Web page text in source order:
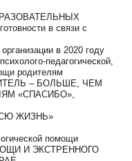
в связи с
в 2020 году
педагогической,
родителям
– БОЛЬШЕ, ЧЕМ
«СПАСИБО»,
ЖИЗНЬ»
помощи
И ЭКСТРЕННОГО